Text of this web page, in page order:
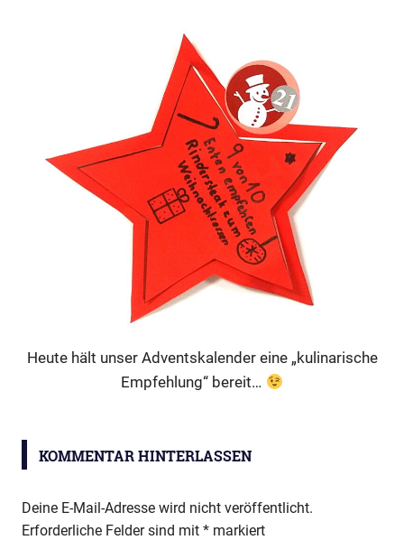
Heute hält unser Adventskalender eine „kulinarische
Empfehlung“ bereit…
Adventskalender
KOMMENTAR HINTERLASSEN
Deine E-Mail-Adresse wird nicht veröffentlicht.
Erforderliche Felder sind mit * markiert